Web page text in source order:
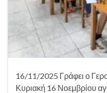
16/11/2025 Γράφει ο
Κυριακή 16 Νοεμβρίου